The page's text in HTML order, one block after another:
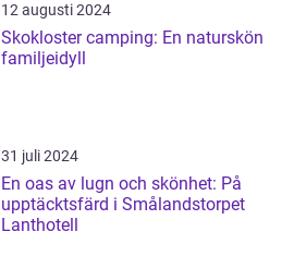
12 augusti 2024
Skokloster camping: En naturskön
familjeidyll
31 juli 2024
En oas av lugn och skönhet: På
upptäcktsfärd i Smålandstorpet
Lanthotell